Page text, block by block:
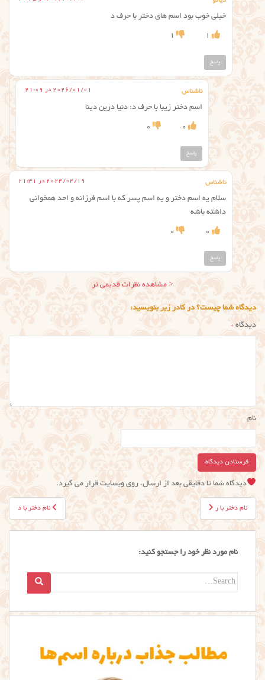
خیلی خوب بود اسم های دختر با حرف د
1
1
پاسخ
ناشناس 2026/01/01 در 21:09
اسم دختر زیبا با حرف د: دنیا درین دینا
0
0
پاسخ
ناشناس 2024/04/19 در 21:31
سلام يه اسم دختر و يه اسم پسر كه با اسم فرزانه و احد همخواني
داشته باشه
0
0
پاسخ
ناوبری
نظر
< مشاهده نظرات قدیمی تر
دیدگاه شما چیست؟ در کادر زیر بنویسید:
دیدگاه*
نام
دیدگاه شما تا دقایقی بعد از ارسال، روی وبسایت قرار می گیرد.
راهبری
نوشته
نام دختر با د نام دختر با ر
نام مورد نظر خود را جستجو کنید:
Search